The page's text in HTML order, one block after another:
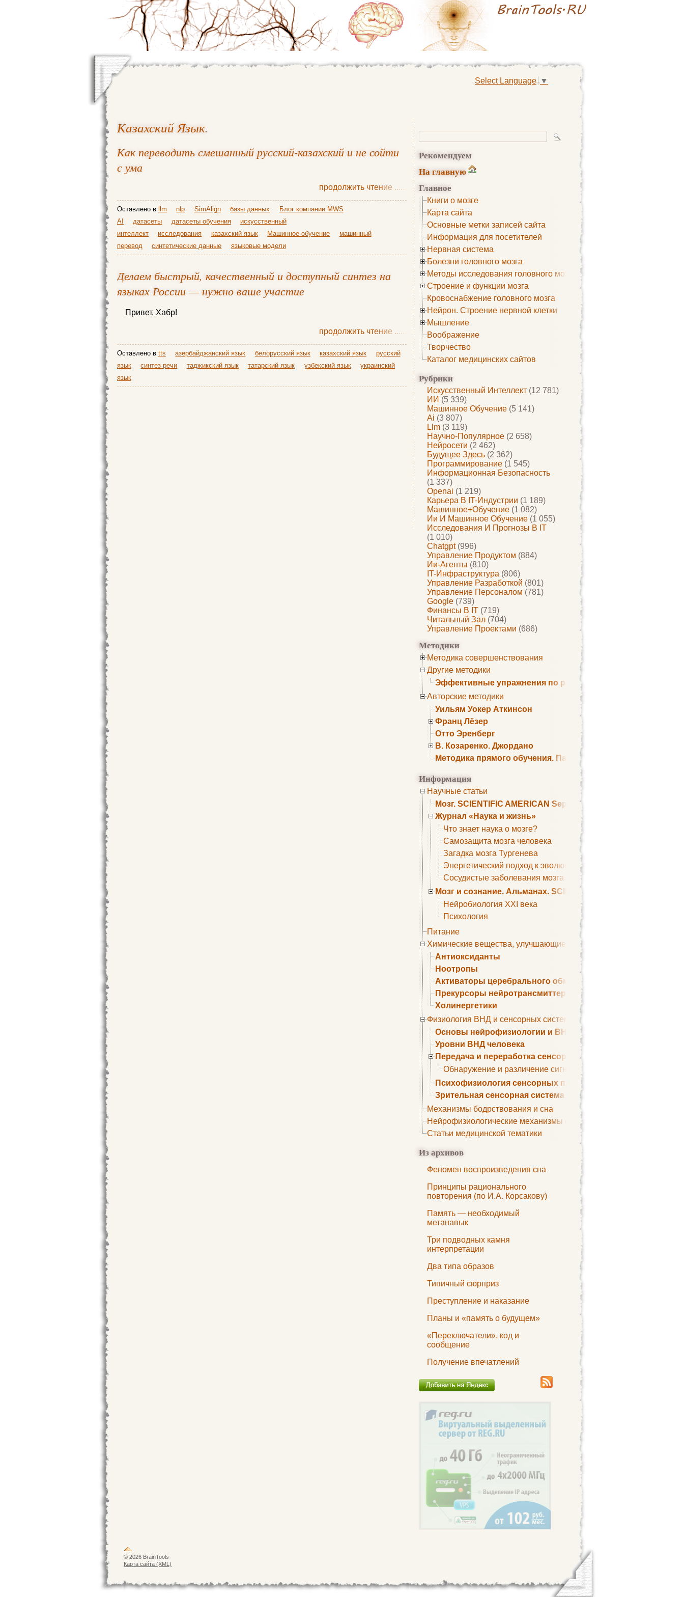
Select Language ▼
Рекомендуем
На главную
Главное
Книги о мозге
Карта сайта
Основные метки записей сайта
Информация для посетителей
Нервная система
Болезни головного мозга
Методы исследования головного мозга
Строение и функции мозга
Кровоснабжение головного мозга
Нейрон. Строение нервной клетки
Мышление
Воображение
Творчество
Каталог медицинских сайтов
Рубрики
Искусственный Интеллект (12 781)
ИИ (5 339)
Машинное Обучение (5 141)
Ai (3 807)
Llm (3 119)
Научно-Популярное (2 658)
Нейросети (2 462)
Будущее Здесь (2 362)
Программирование (1 545)
Информационная Безопасность
(1 337)
Openai (1 219)
Карьера В IT-Индустрии (1 189)
Машинное+обучение (1 082)
Ии И Машинное Обучение (1 055)
Исследования И Прогнозы В IT
(1 010)
Chatgpt(996)
Управление Продуктом (884)
Ии-Агенты (810)
IT-Инфраструктура (806)
Управление Разработкой (801)
Управление Персоналом (781)
Google (739)
Финансы В IT (719)
Читальный Зал (704)
Управление Проектами (686)
Методики
Методика совершенствования
Другие методики
Эффективные упражнения по развитию памяти
Авторские методики
Уильям Уокер Аткинсон
Франц Лёзер
Отто Эренберг
В. Козаренко. Джордано
Методика прямого обучения. Пауль Шелли
Информация
Научные статьи
Мозг. SCIENTIFIC AMERICAN September 1979
Журнал «Наука и жизнь»
Что знает наука о мозге?
Самозащита мозга человека
Загадка мозга Тургенева
Энергетический подход к эволюции мозга
Сосудистые заболевания мозга. Все может начаться с
Мозг и сознание. Альманах. SCIENTIFIC AMERICAN
Нейробиология XXI века
Психология
Питание
Химические вещества, улучшающие умственные способности
Антиоксиданты
Ноотропы
Активаторы церебрального обмена веществ
Прекурсоры нейротрансмиттеров
Холинергетики
Физиология ВНД и сенсорных систем
Основы нейрофизиологии и ВНД
Уровни ВНД человека
Передача и переработка сенсорных сигналов
Обнаружение и различение сигналов. Сенсорная рецепция
Психофизиология сенсорных процессов
Зрительная сенсорная система
Механизмы бодрствования и сна
Нейрофизиологические механизмы сна
Статьи медицинской тематики
Из архивов
Феномен воспроизведения сна
Принципы рационального
повторения (по И.А. Корсакову)
Память — необходимый
метанавык
Три подводных камня
интерпретации
Два типа образов
Типичный сюрприз
Преступление и наказание
Планы и «память о будущем»
«Переключатели», код и
сообщение
Получение впечатлений
Казахский Язык.
Как переводить смешанный русский-казахский и не сойти
с ума
продолжить чтение ......
Оставлено в llm nlp SimAlign базы данных
Блог компании MWS
AI
датасеты датасеты обучения
искусственный
интеллект
исследования казахский язык Машинное обучение
машинный
перевод
синтетические данные языковые модели
Делаем быстрый, качественный и доступный синтез на
языках России — нужно ваше участие
Привет, Хабр!
продолжить чтение ......
Оставлено в tts азербайджанский язык белорусский язык казахский язык
русский
язык
синтез речи таджикский язык татарский язык узбекский язык
украинский
язык
© 2026 BrainTools
Карта сайта (XML)